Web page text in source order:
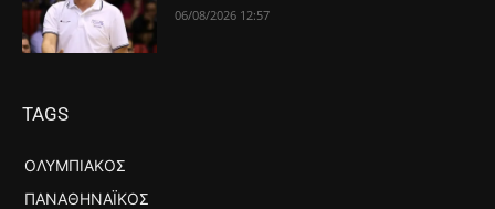
06/08/2026 12:57
TAGS
ΟΛΥΜΠΙΑΚΌΣ
ΠΑΝΑΘΗΝΑΪΚΌΣ